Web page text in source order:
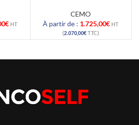
€ HT
CEMO
À partir de : 1.725,00€ HT
(2.070,00€TTC)